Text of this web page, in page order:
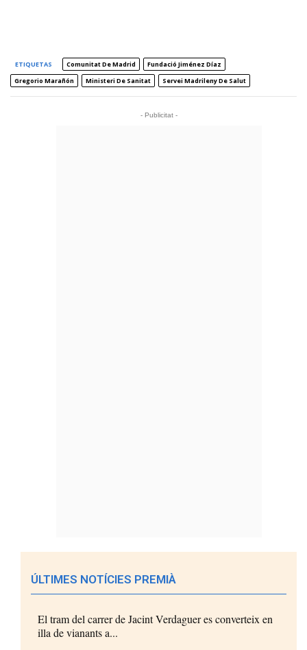
ETIQUETAS Comunitat De Madrid
Fundació Jiménez Díaz
Gregorio Marañón
Ministeri De Sanitat Servei Madrileny De Salut
- Publicitat -
ÚLTIMES NOTÍCIES PREMIÀ
El tram del carrer de Jacint Verdaguer es converteix en
illa de vianants a...